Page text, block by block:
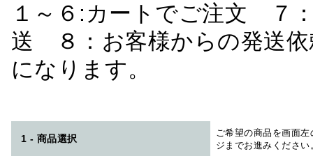
１～６:カートでご注文 ７
送 ８：お客様からの発送
になります。
1 - 商品選択
ご希望の商品を画面
ジまでお進みください